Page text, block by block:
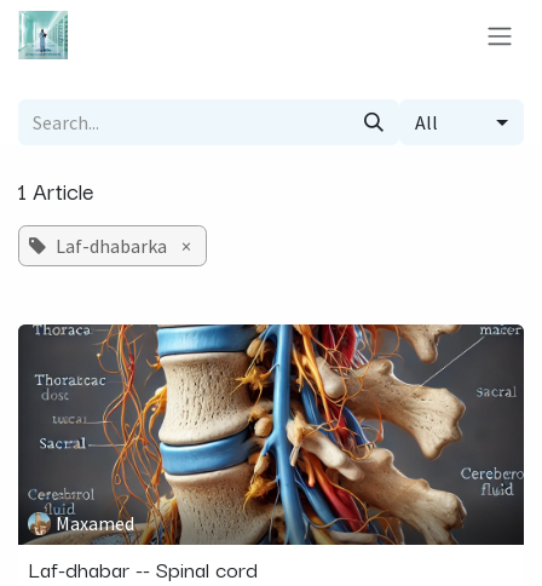
Skip to Content
All
1 Article
Laf-dhabarka ×
Maxamed
Laf-dhabar -- Spinal cord